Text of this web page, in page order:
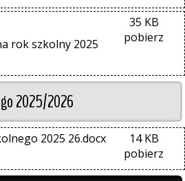
rok szkolny 2025
35 KB
pobierz
2025/2026
2025 26.docx
14 KB
pobierz